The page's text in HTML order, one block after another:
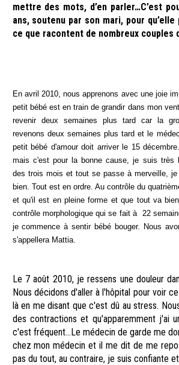
mettre des mots, d’en parler…C’est
ans, soutenu par son mari, pour
ce que racontent de nombreux
En avril 2010, nous apprenons avec une joie
petit bébé est en train de grandir dans mon
revenir deux semaines plus tard car la
revenons deux semaines plus tard et le
petit bébé d'amour doit arriver le 15
mais c'est pour la bonne cause, je suis très
des trois mois et tout se passe à merveille,
bien. Tout est en ordre. Au contrôle du
et qu'il est en pleine forme et que tout va
contrôle morphologique qui se fait à 22
je commence à sentir bébé bouger. Nous
s'appellera Mattia.
Le 7 août 2010, je ressens une douleur
Nous décidons d'aller à l'hôpital pour voir
là en me disant que c'est dû au stress.
des contractions et qu'apparemment j'ai
c'est fréquent...Le médecin de garde me
chez mon médecin et il me dit de me
pas du tout, au contraire, je suis confiante